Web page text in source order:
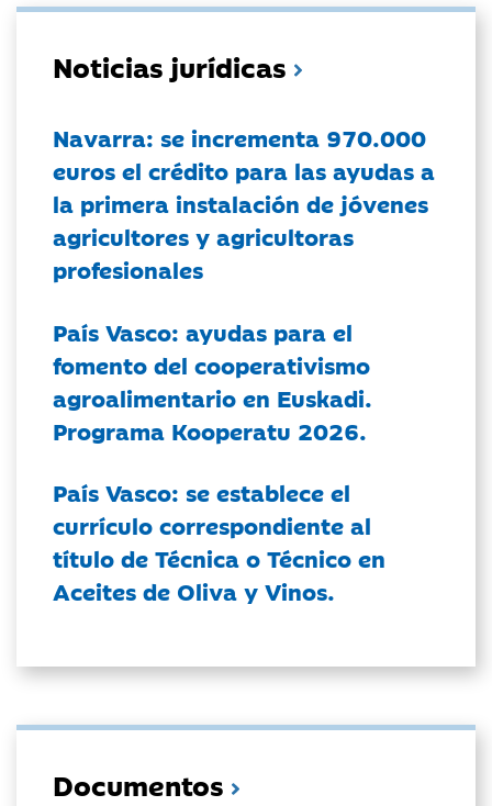
Noticias jurídicas
Navarra: se incrementa 970.000
euros el crédito para las ayudas a
la primera instalación de jóvenes
agricultores y agricultoras
profesionales
País Vasco: ayudas para el
fomento del cooperativismo
agroalimentario en Euskadi.
Programa Kooperatu 2026.
País Vasco: se establece el
currículo correspondiente al
título de Técnica o Técnico en
Aceites de Oliva y Vinos.
Documentos